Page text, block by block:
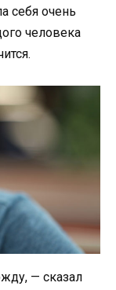
себя очень
человека
— сказал